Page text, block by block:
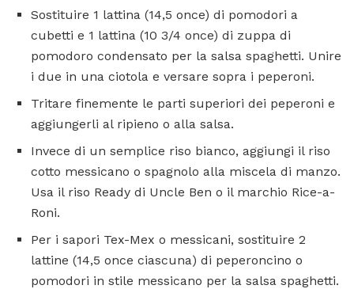
Sostituire 1 lattina (14,5 once) di pomodori a
cubetti e 1 lattina (10 3/4 once) di zuppa di
pomodoro condensato per la salsa spaghetti. Unire
i due in una ciotola e versare sopra i peperoni.
Tritare finemente le parti superiori dei peperoni e
aggiungerli al ripieno o alla salsa.
Invece di un semplice riso bianco, aggiungi il riso
cotto messicano o spagnolo alla miscela di manzo.
Usa il riso Ready di Uncle Ben o il marchio Rice-a-
Roni.
Per i sapori Tex-Mex o messicani, sostituire 2
lattine (14,5 once ciascuna) di peperoncino o
pomodori in stile messicano per la salsa spaghetti.